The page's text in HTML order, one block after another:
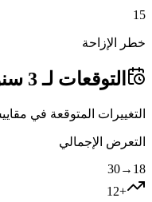
15
خطر الإزاحة
التوقعات لـ 3 سنوات (2025 → 2028)
التغييرات المتوقعة في
التعرض الإجمالي
18
→
30
+
12